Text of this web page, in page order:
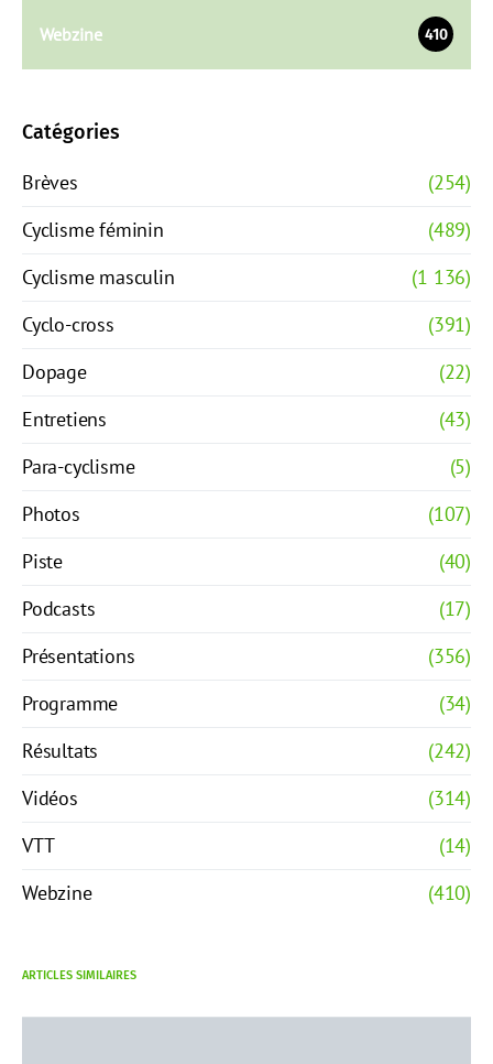
Webzine 410
Catégories
Brèves
(254)
Cyclisme féminin
(489)
Cyclisme masculin
(1 136)
Cyclo-cross
(391)
Dopage
(22)
Entretiens
(43)
Para-cyclisme
(5)
Photos
(107)
Piste
(40)
Podcasts
(17)
Présentations
(356)
Programme
(34)
Résultats
(242)
Vidéos
(314)
VTT
(14)
Webzine
(410)
ARTICLES SIMILAIRES